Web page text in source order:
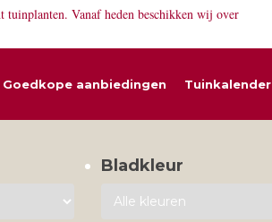
tuinplanten. Vanaf heden beschikken wij over
Goedkope aanbiedingen Tuinkalender
Bladkleur